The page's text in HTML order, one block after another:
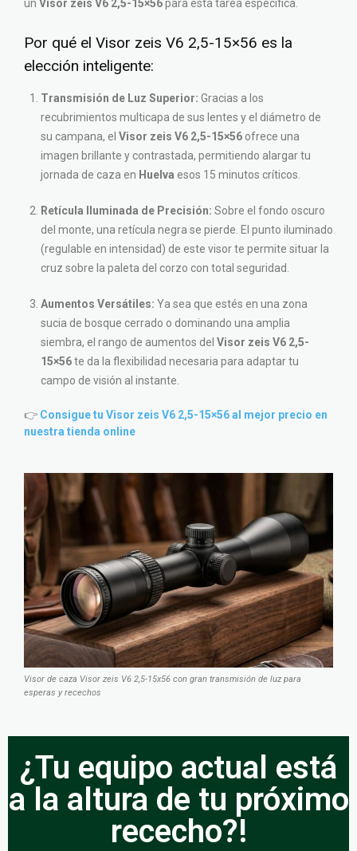
un Visor zeis V6 2,5-15×56para esta tarea específica.
Por qué el Visor zeis V6 2,5-15×56 es la
elección inteligente:
Transmisión de Luz Superior: Gracias a los
recubrimientos multicapa de sus lentes y el diámetro de
su campana, el Visor zeis V6 2,5-15×56 ofrece una
imagen brillante y contrastada, permitiendo alargar tu
jornada de caza en Huelva esos 15 minutos críticos.
Retícula Iluminada de Precisión: Sobre el fondo oscuro
del monte, una retícula negra se pierde. El punto iluminado
(regulable en intensidad) de este visor te permite situar la
cruz sobre la paleta del corzo con total seguridad.
Aumentos Versátiles: Ya sea que estés en una zona
sucia de bosque cerrado o dominando una amplia
siembra, el rango de aumentos del Visor zeis V6 2,5-
15×56te da la flexibilidad necesaria para adaptar tu
campo de visión al instante.
👉 Consigue tu Visor zeis V6 2,5-15×56 al mejor precio en
nuestra tienda online
Visor de caza Visor zeis V6 2,5-15x56 con gran transmisión de luz para
esperas y recechos
¿Tu equipo actual está
a la altura de tu próximo
rececho?!